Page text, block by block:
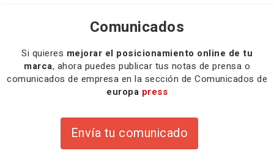
Comunicados
Si quieres mejorar el posicionamiento online de tu
marca, ahora puedes publicar tus notas de prensa o
comunicados de empresa en la sección de Comunicados de
europa press
Envía tu comunicado